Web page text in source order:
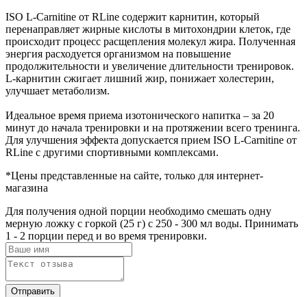
ISO L-Carnitine от RLine содержит карнитин, который
перенаправляет жирные кислоты в митохондрии клеток, где
происходит процесс расщепления молекул жира. Полученная
энергия расходуется организмом на повышение
продолжительности и увеличение длительности тренировок.
L-карнитин сжигает лишний жир, понижает холестерин,
улучшает метаболизм.
Идеальное время приема изотонического напитка – за 20
минут до начала тренировки и на протяжении всего тренинга.
Для улучшения эффекта допускается прием ISO L-Carnitine от
RLine с другими спортивными комплексами.
*Цены представленные на сайте, только для интернет-
магазина
Для получения одной порции необходимо смешать одну
мерную ложку с горкой (25 г) с 250 - 300 мл воды. Принимать
1 - 2 порции перед и во время тренировки.
Отправить